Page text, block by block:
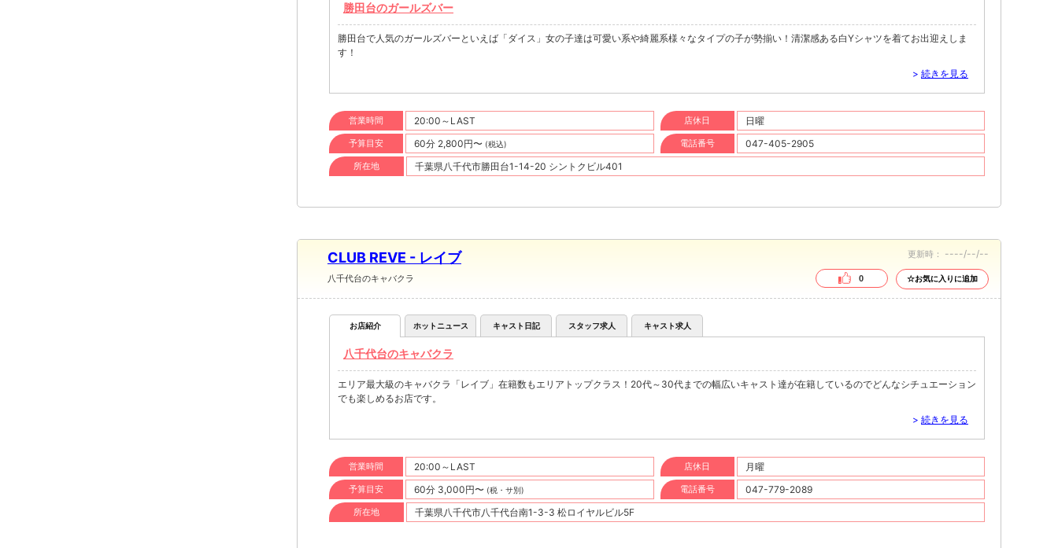
勝田台のガールズバー
勝田台で人気のガールズバーといえば「ダイス」女の子達は可愛い系や綺麗系様々なタイプの子が勢揃い！清潔感ある白Yシャツを着てお出迎えしま
す！
> 続きを見る
営業時間 20:00～LAST 店休日 日曜
予算目安 60分 2,800円〜 (税込) 電話番号 047-405-2905
所在地 千葉県八千代市勝田台1-14-20 シントクビル401
CLUB REVE - レイブ
八千代台のキャバクラ
更新時： ----/--/--
0 ☆お気に入りに追加
お店紹介 ホットニュース キャスト日記 スタッフ求人 キャスト求人
八千代台のキャバクラ
エリア最大級のキャバクラ「レイブ」在籍数もエリアトップクラス！20代～30代までの幅広いキャスト達が在籍しているのでどんなシチュエーション
でも楽しめるお店です。
> 続きを見る
営業時間 20:00～LAST 店休日 月曜
予算目安 60分 3,000円〜 (税・サ別) 電話番号 047-779-2089
所在地 千葉県八千代市八千代台南1-3-3 松ロイヤルビル5F